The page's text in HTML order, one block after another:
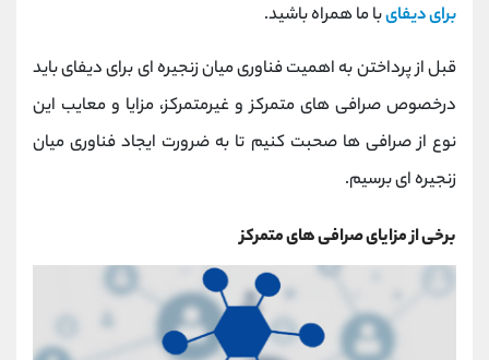
برای دیفایبا ما همراه باشید.
قبل از پرداختن به اهمیت فناوری میان زنجیره ای برای دیفای باید
درخصوص صرافی های متمرکز و غیرمتمرکز، مزایا و معایب این
نوع از صرافی ها صحبت کنیم تا به ضرورت ایجاد فناوری میان
زنجیره ای برسیم.
برخی از مزایای صرافی های متمرکز